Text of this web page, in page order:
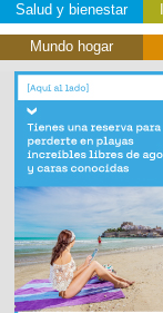
Salud y bienestar
Mundo hogar